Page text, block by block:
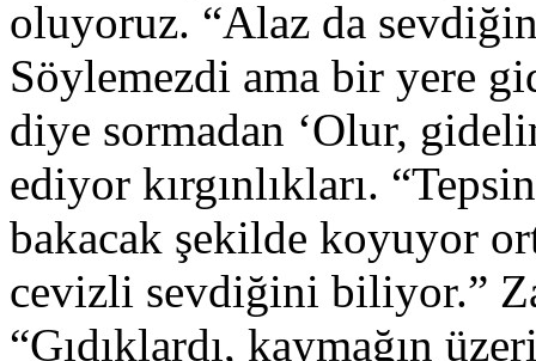
oluyoruz. “Alaz da
Söylemezdi ama bir yere
diye sormadan ‘Olur,
ediyor kırgınlıkları.
bakacak şekilde koyuyor
cevizli sevdiğini biliyor.”
“Gıdıklardı, kaymağın